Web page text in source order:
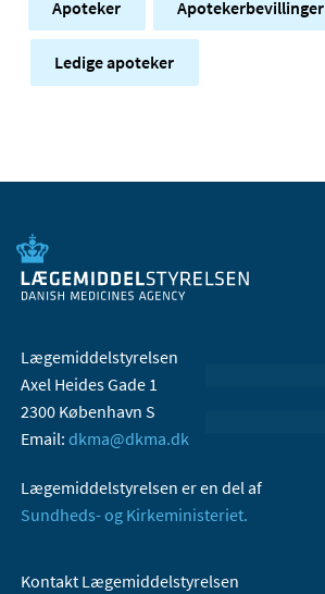
Apoteker
Apotekerbevillinger
Ledige apoteker
Lægemiddelstyrelsen
Axel Heides Gade 1
2300 København S
Email: dkma@dkma.dk
Lægemiddelstyrelsen er en del af
Sundheds- og Kirkeministeriet.
Kontakt Lægemiddelstyrelsen